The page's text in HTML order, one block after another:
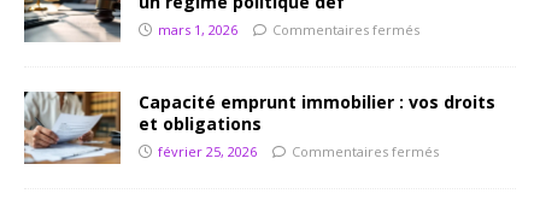
mars 1, 2026 Commentaires fermés
Capacité emprunt immobilier : vos droits
et obligations
février 25, 2026 Commentaires fermés